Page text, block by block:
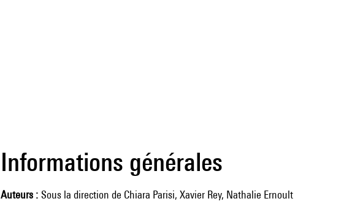
Informations générales
Auteurs
Sous la direction de Chiara Parisi, Xavier Rey, Nathalie Ernoult